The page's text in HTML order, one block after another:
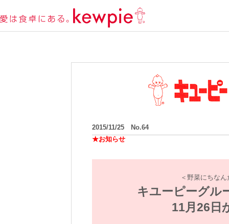
2015/11/25 No.64
★お知らせ
＜野菜にちな
キユーピーグル
11月26日